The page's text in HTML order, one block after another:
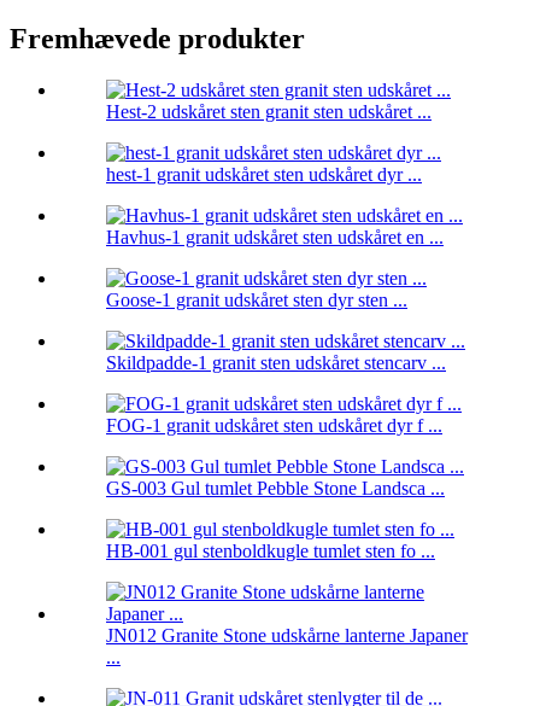
Fremhævede produkter
Hest-2 udskåret sten granit sten udskåret ...
hest-1 granit udskåret sten udskåret dyr ...
Havhus-1 granit udskåret sten udskåret en ...
Goose-1 granit udskåret sten dyr sten ...
Skildpadde-1 granit sten udskåret stencarv ...
FOG-1 granit udskåret sten udskåret dyr f ...
GS-003 Gul tumlet Pebble Stone Landsca ...
HB-001 gul stenboldkugle tumlet sten fo ...
JN012 Granite Stone udskårne lanterne Japaner
...